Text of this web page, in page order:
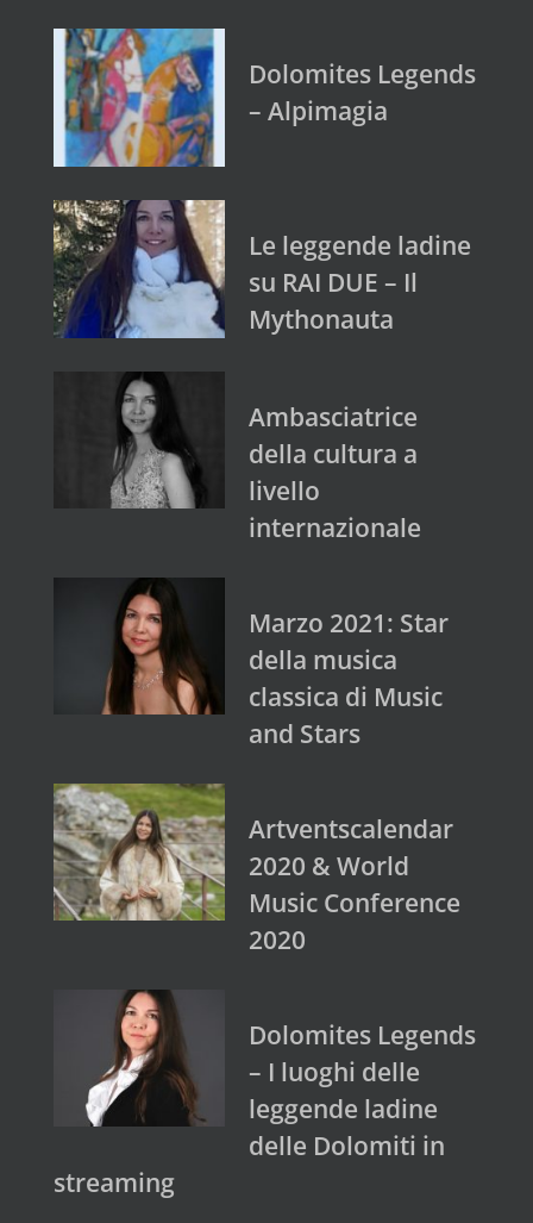
Dolomites Legends
– Alpimagia
Le leggende ladine
su RAI DUE – Il
Mythonauta
Ambasciatrice
della cultura a
livello
internazionale
Marzo 2021: Star
della musica
classica di Music
and Stars
Artventscalendar
2020 & World
Music Conference
2020
Dolomites Legends
– I luoghi delle
leggende ladine
delle Dolomiti in
streaming